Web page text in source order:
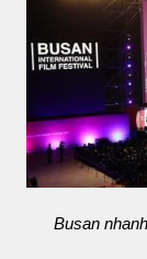
Busan